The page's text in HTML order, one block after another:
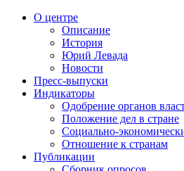
О центре
Описание
История
Юрий Левада
Новости
Пресс-выпуски
Индикаторы
Одобрение органов
Положение дел в стране
Социально-
Отношение к странам
Публикации